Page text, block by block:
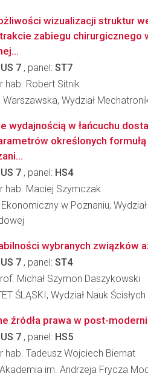
wizualizacji struktur
zabiegu chirurgicznego
7 , panel: ST7
hab. Robert Sitnik
Wydział
wydajnością w łańcuchu
określonych formułą
7 , panel: HS4
hab. Maciej Szymczak
w Poznaniu,
wybranych związków
7 , panel: ST4
Michał Szymon Daszykowski
ŚLĄSKI, Wydział Nauk
źródła prawa w post-
7 , panel: HS5
hab. Tadeusz Wojciech Biernat
im. Andrzeja Frycza